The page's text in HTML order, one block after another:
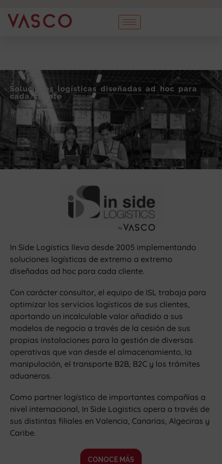
Soluciones logísticas diseñadas ad hoc para
cada cliente
In Side Logistics lleva desde 2005 implementando
soluciones logísticas de extremo a extremo
diseñadas ad hoc para cada cliente.
Con carácter consultor, el equipo de ISL trabaja para
optimizar los servicios logísticos de sus clientes,
aportando un incalculable valor añadido a sus
modelos de negocio a través de la cesión de sus
propias instalaciones para la gestión de diversas
operativas que van desde el almacenamiento, la
manipulación, el transporte B2B, B2C y los trámites
aduaneros.
Como partner logístico de importantes compañías a
nivel internacional, In Side Logistics opera a través de
sus distintas filiales en Valencia, Canarias, Algeciras y
Caribe.
CONOCE MÁS